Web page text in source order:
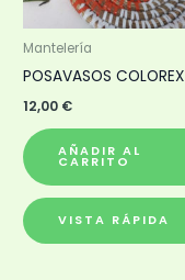
Mantelería
POSAVASOS COLOREX
12,00 €
AÑADIR AL
CARRITO
VISTA RÁPIDA